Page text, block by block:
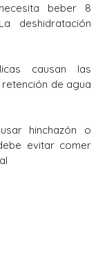
beber 8
deshidratación
causan las
de agua
hinchazón o
evitar comer